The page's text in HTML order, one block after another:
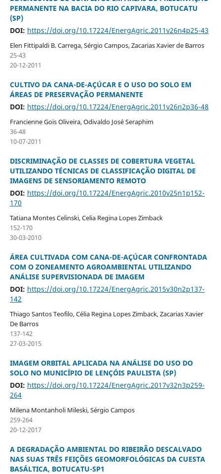
PERMANENTE NA BACIA DO RIO CAPIVARA, BOTUCATU
(SP)
DOI: https://doi.org/10.17224/EnergAgric.2011v26n4p25-43
Elen Fittipaldi B. Carrega, Sérgio Campos, Zacarias Xavier de Barros
25-43
20-12-2011
CULTIVO DA CANA-DE-AÇÚCAR E O USO DO SOLO EM
ÁREAS DE PRESERVAÇÃO PERMANENTE
DOI: https://doi.org/10.17224/EnergAgric.2011v26n2p36-48
Francienne Gois Oliveira, Odivaldo José Seraphim
36-48
10-07-2011
DISCRIMINAÇÃO DE CLASSES DE COBERTURA VEGETAL
UTILIZANDO TÉCNICAS DE CLASSIFICAÇÃO DIGITAL DE
IMAGENS DE SENSORIAMENTO REMOTO
DOI: https://doi.org/10.17224/EnergAgric.2010v25n1p152-
170
Tatiana Montes Celinski, Celia Regina Lopes Zimback
152-170
30-03-2010
ÁREA CULTIVADA COM CANA-DE-AÇÚCAR CONFRONTADA
COM O ZONEAMENTO AGROAMBIENTAL UTILIZANDO
ANÁLISE SUPERVISIONADA DE IMAGEM
DOI: https://doi.org/10.17224/EnergAgric.2015v30n2p137-
142
Thiago Santos Teofilo, Célia Regina Lopes Zimback, Zacarias Xavier
De Barros
137-142
27-03-2015
IMAGEM ORBITAL APLICADA NA ANÁLISE DO USO DO
SOLO NO MUNICÍPIO DE LENÇÓIS PAULISTA (SP)
DOI: https://doi.org/10.17224/EnergAgric.2017v32n3p259-
264
Milena Montanholi Mileski, Sérgio Campos
259-264
20-12-2017
A DEGRADAÇÃO AMBIENTAL DO RIBEIRÃO DESCALVADO
NAS SUAS TRÊS FEIÇÕES GEOMORFOLÓGICAS DA CUESTA
BASÁLTICA, BOTUCATU-SP1